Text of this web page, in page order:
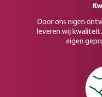
Door ons eigen
leveren wij
eigen